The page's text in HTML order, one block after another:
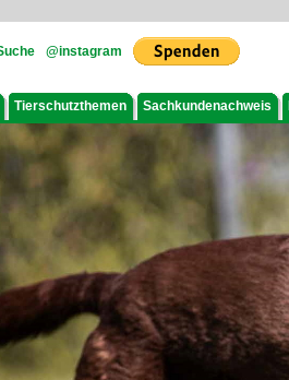
@instagram
Tierschutzthemen Sachkundenachweis